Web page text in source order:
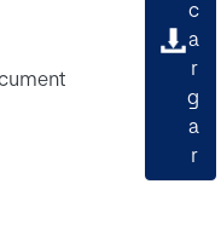
c
a
r
g
a
r